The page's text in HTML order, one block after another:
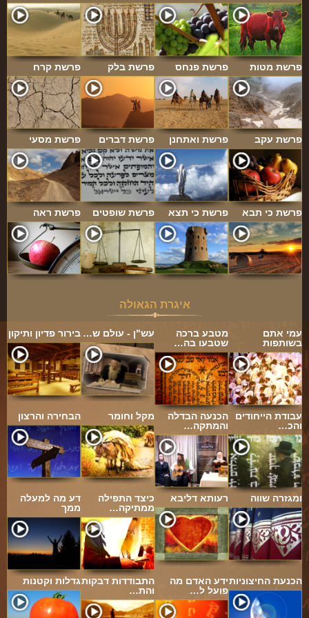
פרשת קרח פרשת בלק פרשת פנחס פרשת מטות
פרשת מסעי פרשת דברים פרשת ואתחנן פרשת עקב
פרשת ראה פרשת שופטים פרשת כי תצא פרשת כי תבא
איגרת הגאולה
בירור פדיון ותיקון עש"ן - עולם ש…
מטבע ברכה
שטבעו בה…
עמי אתם
בשותפות
הבחירה והרצון מקל וחומר
הכנעה הבדלה
והמתקה…
עבודת הייחודים
והכ…
דע מה למעלה
ממך
כיצד התפילה
ממתיקה…
רעותא דליבא ומגזרה שווה
גדלות וקטנותהתבודדות דבקות
והת…
ידע האדם מה
פועל ל…
הכנעת החיצוניות